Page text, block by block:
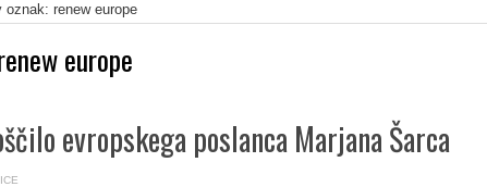
oznak: renew europe
europe
evropskega poslanca Marjana Šarca